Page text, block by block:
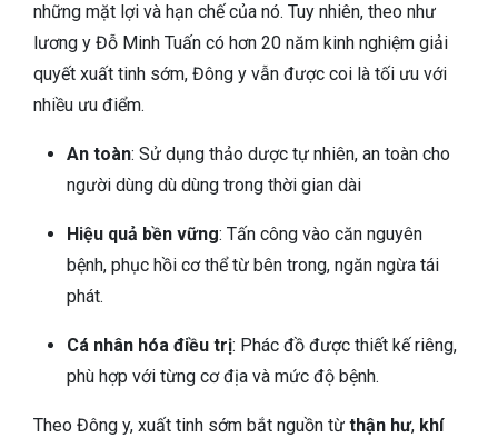
những mặt lợi và hạn chế của nó. Tuy nhiên, theo như
lương y Đỗ Minh Tuấn có hơn 20 năm kinh nghiệm giải
quyết xuất tinh sớm, Đông y vẫn được coi là tối ưu với
nhiều ưu điểm.
An toàn: Sử dụng thảo dược tự nhiên, an toàn cho
người dùng dù dùng trong thời gian dài
Hiệu quả bền vững: Tấn công vào căn nguyên
bệnh, phục hồi cơ thể từ bên trong, ngăn ngừa tái
phát.
Cá nhân hóa điều trị: Phác đồ được thiết kế riêng,
phù hợp với từng cơ địa và mức độ bệnh.
Theo Đông y, xuất tinh sớm bắt nguồn từ thận hư, khí